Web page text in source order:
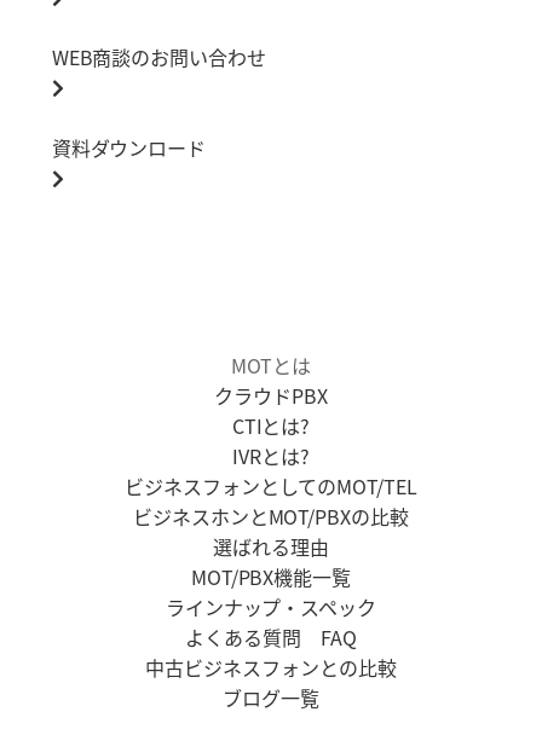
WEB商談のお問い合わせ
資料ダウンロード
MOTとは
クラウドPBX
CTIとは?
IVRとは?
ビジネスフォンとしてのMOT/TEL
ビジネスホンとMOT/PBXの比較
選ばれる理由
MOT/PBX機能一覧
ラインナップ・スペック
よくある質問 FAQ
中古ビジネスフォンとの比較
ブログ一覧